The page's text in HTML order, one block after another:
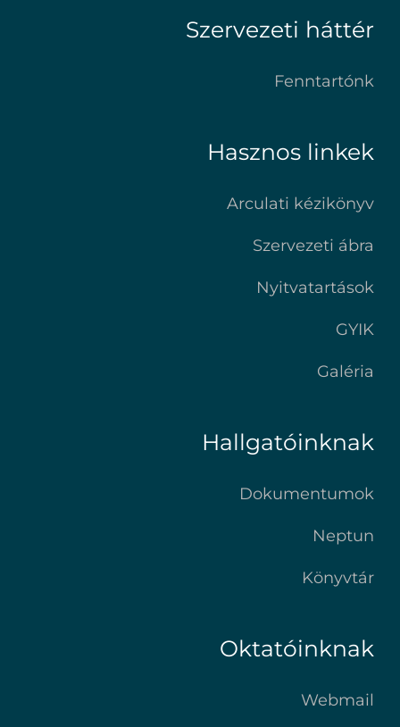
Szervezeti háttér
Fenntartónk
Hasznos linkek
Arculati kézikönyv
Szervezeti ábra
Nyitvatartások
GYIK
Galéria
Hallgatóinknak
Dokumentumok
Neptun
Könyvtár
Oktatóinknak
Webmail